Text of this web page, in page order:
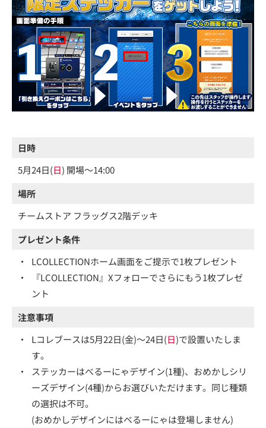
日時
5月24日(日) 開場～14:00
場所
チームストア フラッグス2階デッキ
プレゼント条件
・
LCOLLECTIONホーム画面をご提示で1枚プレゼント
・
『LCOLLECTION』Xフォローでさらにもう1枚プレゼ
ント
注意事項
・
Lコレブースは5月22日(金)～24日(日)で設置いたしま
す。
・
ステッカーはべるーにゃデザイン(1種)、おめかしシリ
ーズデザイン(4種)からお選びいただけます。同じ種類
の選択は不可。
(おめかしデザインにはべるーにゃは登場しません)